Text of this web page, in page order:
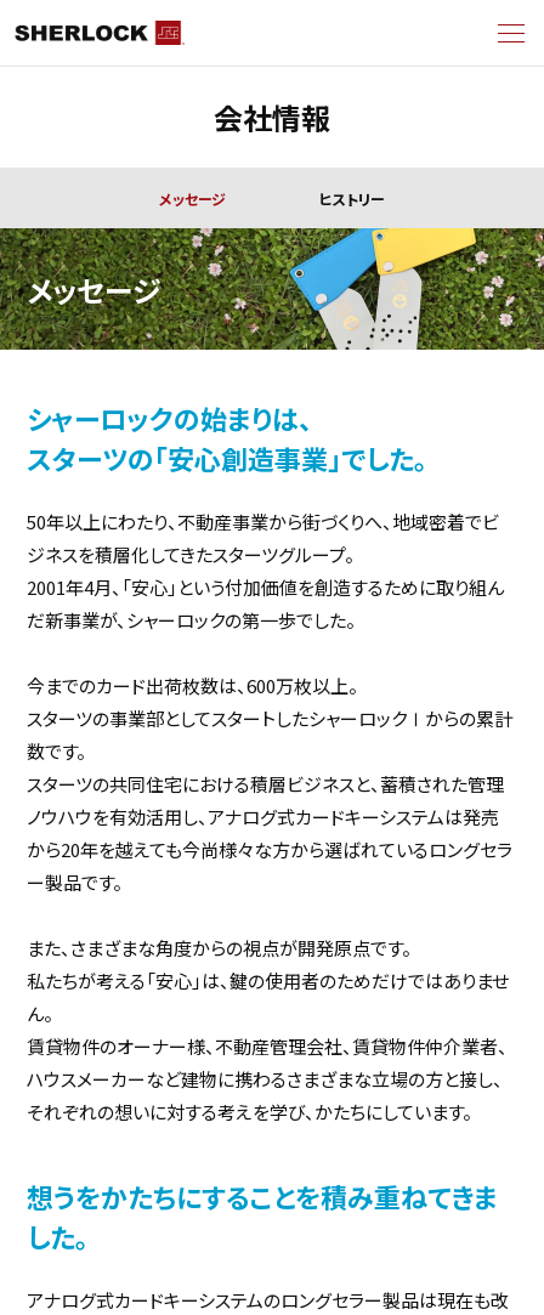
会社情報
メッセージ ヒストリー
メッセージ
シャーロックの始まりは、
スターツの「安心創造事業」でした。
50年以上にわたり、不動産事業から街づくりへ、地域密着でビ
ジネスを積層化してきたスターツグループ。
2001年4月、「安心」という付加価値を創造するために取り組ん
だ新事業が、シャーロックの第一歩でした。
今までのカード出荷枚数は、600万枚以上。
スターツの事業部としてスタートしたシャーロックⅠからの累計
数です。
スターツの共同住宅における積層ビジネスと、蓄積された管理
ノウハウを有効活用し、アナログ式カードキーシステムは発売
から20年を越えても今尚様々な方から選ばれているロングセラ
ー製品です。
また、さまざまな角度からの視点が開発原点です。
私たちが考える「安心」は、鍵の使用者のためだけではありませ
ん。
賃貸物件のオーナー様、不動産管理会社、賃貸物件仲介業者、
ハウスメーカーなど建物に携わるさまざまな立場の方と接し、
それぞれの想いに対する考えを学び、かたちにしています。
想うをかたちにすることを積み重ねてきま
した。
アナログ式カードキーシステムのロングセラー製品は現在も改